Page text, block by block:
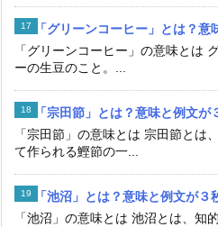
「グリーンコーヒー」とは？意
「グリーンコーヒー」の意味とは
ーの生豆のこと。...
「宗田節」とは？意味と例文が
「宗田節」の意味とは 宗田節とは
て作られる鰹節の一...
「池沼」とは？意味と例文が３
「池沼」の意味とは 池沼とは、知